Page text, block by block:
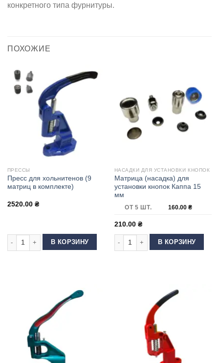
конкретного типа фурнитуры.
ПОХОЖИЕ
ПРЕССЫ
Пресс для хольнитенов (9
матриц в комплекте)
2520.00 ₴
Количество товара Пресс для хольнитенов (9 матриц в комплекте)
В КОРЗИНУ
НАСАДКИ ДЛЯ УСТАНОВКИ КНОПОК
Матрица (насадка) для
установки кнопок Каппа 15
мм
ОТ 5 ШТ. 160.00 ₴
210.00 ₴
Количество товара Матрица
В КОРЗИНУ